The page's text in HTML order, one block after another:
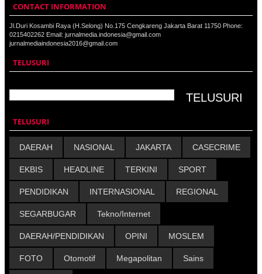
CONTACT INFORMATION
Jl.Duri Kosambi Raya (H.Selong) No.175 Cengkareng Jakarta Barat 11750 Phone:
0215402262 Email: jurnalmedia.indonesia@gmail.com
jurnalmediaindonesia2016@gmail.com
TELUSURI
TELUSURI
DAERAH NASIONAL JAKARTA CASECRIME
EKBIS HEADLINE TERKINI SPORT
PENDIDIKAN INTERNASIONAL REGIONAL
SEGARBUGAR Tekno/Internet
DAERAH/PENDIDIKAN OPINI MOSLEM
FOTO Otomotif Megapolitan Sains